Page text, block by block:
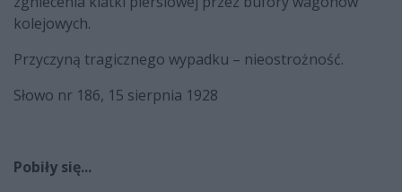
kolejowych.
Przyczyną tragicznego wypadku – nieostrożność.
Słowo nr 186, 15 sierpnia 1928
Pobiły się...